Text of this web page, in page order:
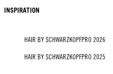
INSPIRATION
HAIR BY SCHWARZKOPFPRO 2026
HAIR BY SCHWARZKOPFPRO 2025